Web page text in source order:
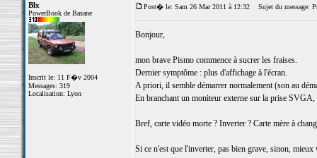
Blx
PowerBook de Basane
Inscrit le: 11 F�v 2004
Messages: 319
Localisation: Lyon
Post� le: Sam 26 Mar 2011 à 12:32 Sujet du message:
Bonjour,
mon brave Pismo commence à sucrer les fraises.
Dernier symptôme : plus d'affichage à l'écran.
A priori, il semble démarrer normalement (son au
En branchant un moniteur externe sur la prise SVGA,
Bref, carte vidéo morte ? Inverter ? Carte mère à
Si ce n'est que l'inverter, pas bien grave, sinon,